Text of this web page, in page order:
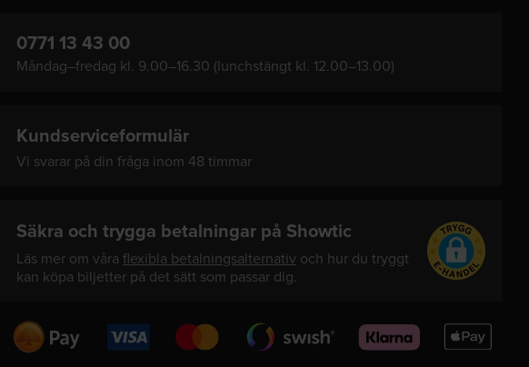
0771 13 43 00
Måndag–fredag kl. 9.00–16.30 (lunchstängt kl. 12.00–13.00)
Kundserviceformulär
Vi svarar på din fråga inom 48 timmar
Säkra och trygga betalningar på Showtic
Läs mer om våra flexibla betalningsalternativ och hur du tryggt
kan köpa biljetter på det sätt som passar dig.
Swedbank
Pay
Visa Mastercard Swish Klarna
Apple
Pay